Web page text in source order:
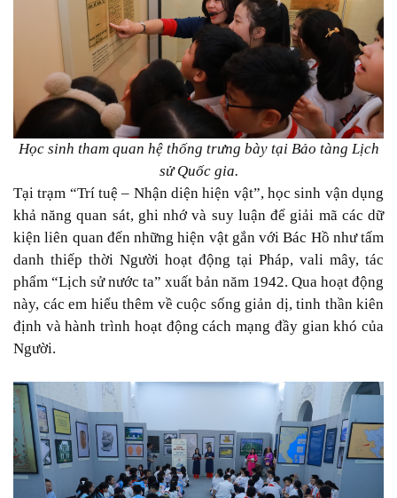
Học sinh tham quan hệ thống trưng bày tại Bảo tàng Lịch
sử Quốc gia.
Tại trạm “Trí tuệ – Nhận diện hiện vật”, học sinh vận dụng
khả năng quan sát, ghi nhớ và suy luận để giải mã các dữ
kiện liên quan đến những hiện vật gắn với Bác Hồ như tấm
danh thiếp thời Người hoạt động tại Pháp, vali mây, tác
phẩm “Lịch sử nước ta” xuất bản năm 1942. Qua hoạt động
này, các em hiểu thêm về cuộc sống giản dị, tinh thần kiên
định và hành trình hoạt động cách mạng đầy gian khó của
Người.